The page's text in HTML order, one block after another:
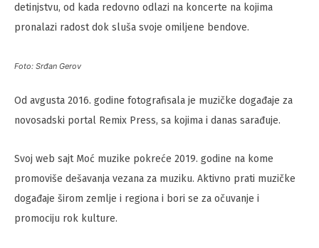
detinjstvu, od kada redovno odlazi na koncerte na kojima
pronalazi radost dok sluša svoje omiljene bendove.
Foto: Srđan Gerov
Od avgusta 2016. godine fotografisala je muzičke događaje za
novosadski portal Remix Press, sa kojima i danas sarađuje.
Svoj web sajt Moć muzike pokreće 2019. godine na kome
promoviše dešavanja vezana za muziku. Aktivno prati muzičke
događaje širom zemlje i regiona i bori se za očuvanje i
promociju rok kulture.